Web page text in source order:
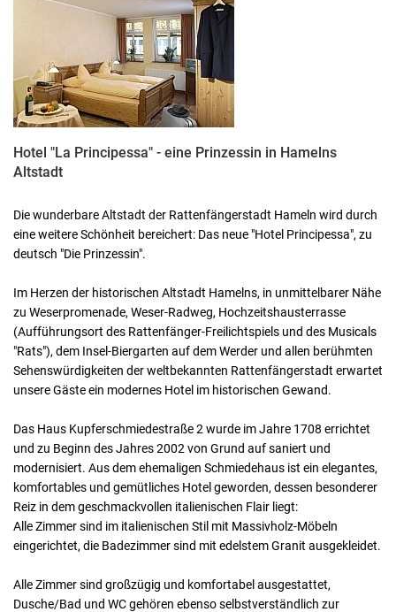
Hotel "La Principessa" - eine Prinzessin in Hamelns
Altstadt
Die wunderbare Altstadt der Rattenfängerstadt Hameln wird durch
eine weitere Schönheit bereichert: Das neue "Hotel Principessa", zu
deutsch "Die Prinzessin".
Im Herzen der historischen Altstadt Hamelns, in unmittelbarer Nähe
zu Weserpromenade, Weser-Radweg, Hochzeitshausterrasse
(Aufführungsort des Rattenfänger-Freilichtspiels und des Musicals
"Rats"), dem Insel-Biergarten auf dem Werder und allen berühmten
Sehenswürdigkeiten der weltbekannten Rattenfängerstadt erwartet
unsere Gäste ein modernes Hotel im historischen Gewand.
Das Haus Kupferschmiedestraße 2 wurde im Jahre 1708 errichtet
und zu Beginn des Jahres 2002 von Grund auf saniert und
modernisiert. Aus dem ehemaligen Schmiedehaus ist ein elegantes,
komfortables und gemütliches Hotel geworden, dessen besonderer
Reiz in dem geschmackvollen italienischen Flair liegt:
Alle Zimmer sind im italienischen Stil mit Massivholz-Möbeln
eingerichtet, die Badezimmer sind mit edelstem Granit ausgekleidet.
Alle Zimmer sind großzügig und komfortabel ausgestattet,
Dusche/Bad und WC gehören ebenso selbstverständlich zur